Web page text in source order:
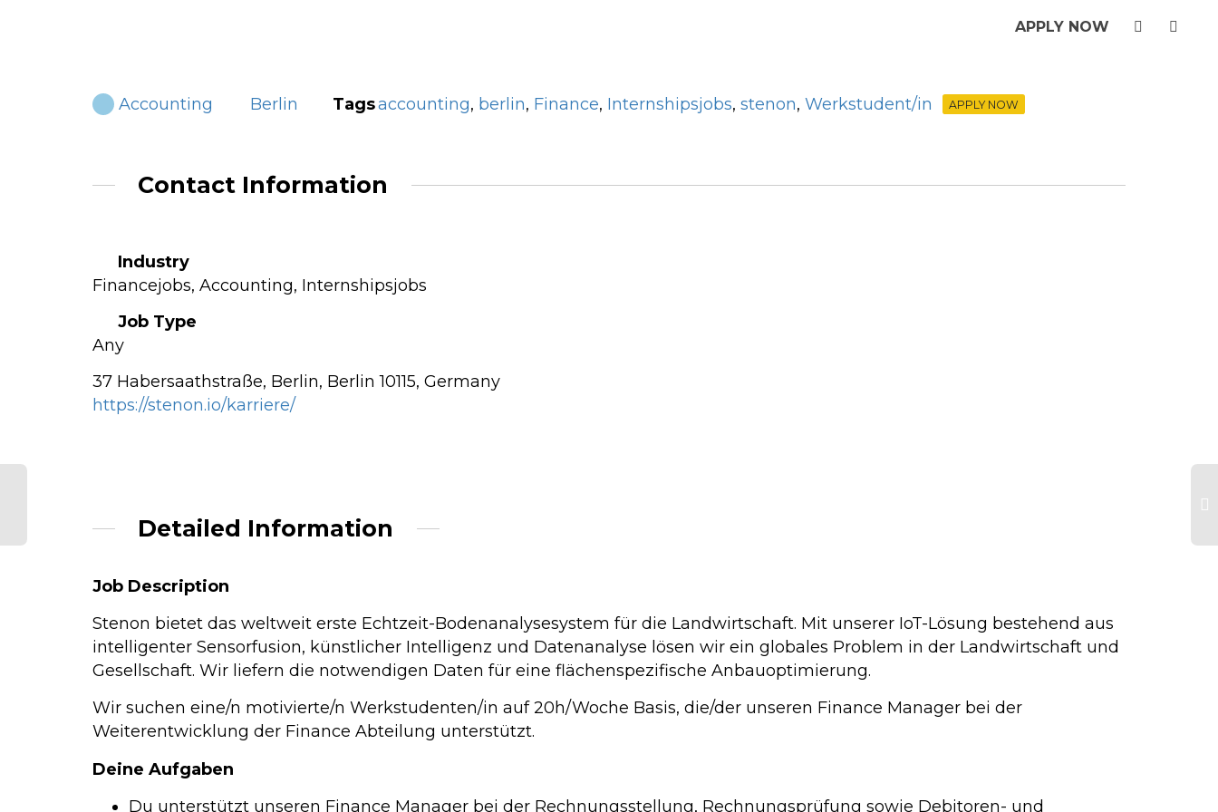
APPLY NOW
Accounting Berlin Tagsaccounting, berlin, Finance, Internshipsjobs,stenon,Werkstudent/in APPLY NOW
Contact Information
Industry
Financejobs, Accounting, Internshipsjobs
Job Type
Any
37 Habersaathstraße, Berlin, Berlin 10115, Germany
https://stenon.io/karriere/
Detailed Information
Job Description
Stenon bietet das weltweit erste Echtzeit-Bodenanalysesystem für die Landwirtschaft. Mit unserer IoT-Lösung bestehend aus
intelligenter Sensorfusion, künstlicher Intelligenz und Datenanalyse lösen wir ein globales Problem in der Landwirtschaft und
Gesellschaft. Wir liefern die notwendigen Daten für eine flächenspezifische Anbauoptimierung.
Wir suchen eine/n motivierte/n Werkstudenten/in auf 20h/Woche Basis, die/der unseren Finance Manager bei der
Weiterentwicklung der Finance Abteilung unterstützt.
Deine Aufgaben
Du unterstützt unseren Finance Manager bei der Rechnungsstellung, Rechnungsprüfung sowie Debitoren- und